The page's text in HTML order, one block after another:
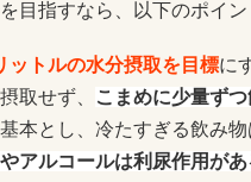
目指すなら、以下のポイ
ットルの水分摂取を目標に
取せず、
こまめに少量ず
本とし、冷たすぎる飲み物
アルコールは利尿作用が